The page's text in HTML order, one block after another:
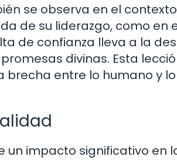
se observa en el
de su liderazgo, como en
de confianza lleva a la
divinas. Esta
brecha entre lo humano y
un impacto significativo en